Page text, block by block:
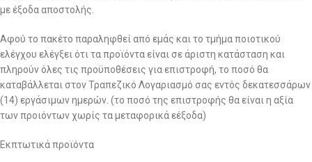
με έξοδα αποστολής.
Αφού το πακέτο παραληφθεί από εμάς και το τμήμα ποιοτικού
ελέγχου ελέγξει ότι τα προϊόντα είναι σε άριστη κατάσταση και
πληρούν όλες τις προϋποθέσεις για επιστροφή, το ποσό θα
καταβάλλεται στον Τραπεζικό Λογαριασμό σας εντός δεκατεσσάρων
(14) εργάσιμων ημερών. (το ποσό της επιστροφής θα είναι η αξία
των προιόντων χωρίς τα μεταφορικά εέξοδα)
Εκπτωτικά προϊόντα